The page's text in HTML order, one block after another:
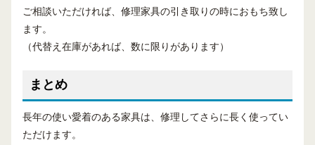
ご相談いただければ、修理家具の引き取りの時におもち致し
ます。
（代替え在庫があれば、数に限りがあります）
まとめ
長年の使い愛着のある家具は、修理してさらに長く使ってい
ただけます。